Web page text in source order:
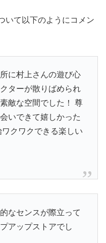
いて以下のようにコメン
所に村上さんの遊び心
ターが散りばめられ
敵な空間でした！ 尊
いできて嬉しかった
クワクできる楽しい
なセンスが際立って
アップストアでし